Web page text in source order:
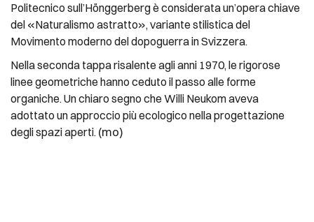
Politecnico sull’Hönggerberg è considerata un’opera chiave
del «Naturalismo astratto», variante stilistica del
Movimento moderno del dopoguerra in Svizzera.
Nella seconda tappa risalente agli anni 1970, le rigorose
linee geometriche hanno ceduto il passo alle forme
organiche. Un chiaro segno che Willi Neukom aveva
adottato un approccio più ecologico nella progettazione
degli spazi aperti. (mo)